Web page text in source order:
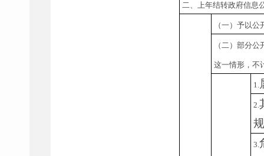
二、上年结转政府信息
（一）予以公
（二）部分公
这一情形，不
1.
2.
3.